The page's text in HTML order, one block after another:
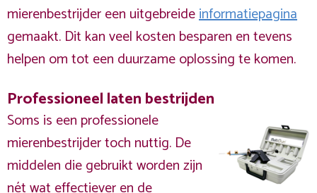
mierenbestrijder een uitgebreideinformatiepagina
gemaakt. Dit kan veel kosten besparen en tevens
helpen om tot een duurzame oplossing te komen.
Professioneel laten bestrijden
Soms is een professionele
mierenbestrijder toch nuttig. De
middelen die gebruikt worden zijn